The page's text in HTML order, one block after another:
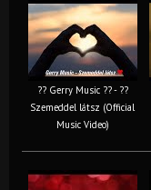
?? Gerry Music ?? - ??
Szemeddel látsz (Official
Music Video)